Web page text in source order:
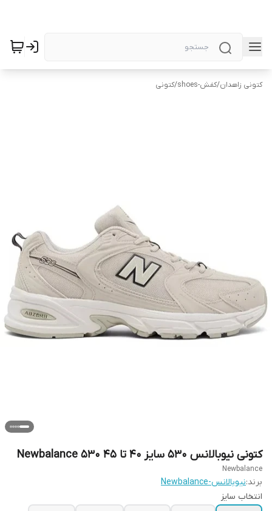
کتونی زاهدان/کفش-shoes /کتونی
کتونی نیوبالانس 530 سایز ۴۰ تا ۴۵ Newbalance 530
Newbalance
برند:نیوبالانس-Newbalance
انتخاب سایز